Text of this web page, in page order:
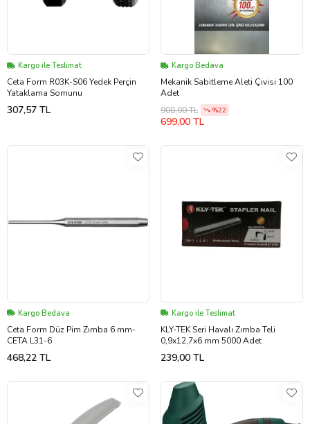
Kargo ile Teslimat
Ceta Form R03K-S06 Yedek Perçin
Yataklama Somunu
307,57 TL
Kargo Bedava
Mekanik Sabitleme Aleti Çivisi 100
Adet
900,00 TL
%22
699,00 TL
Kargo Bedava
Ceta Form Düz Pim Zımba 6 mm-
CETA L31-6
468,22 TL
Kargo ile Teslimat
KLY-TEK Seri Havalı Zımba Teli
0,9x12,7x6 mm 5000 Adet
239,00 TL